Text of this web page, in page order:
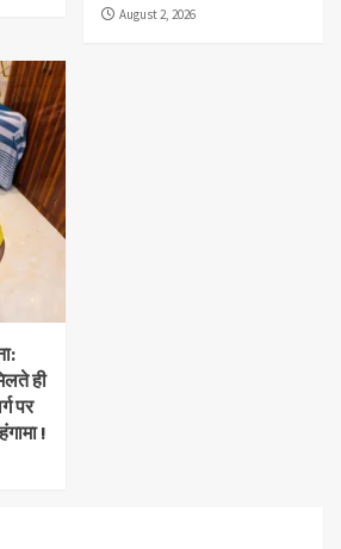
August 2, 2026
ही
पर
!